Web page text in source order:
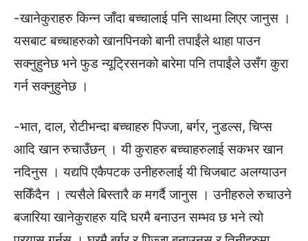
-खानेकुराहरु किन्न जाँदा बच्चालाई पनि साथमा लिएर जानुस ।
यसबाट बच्चाहरुको खानपिनको बानी तपाईंले थाहा पाउन
सक्नुहुनेछ भने फुड न्यूटि्रसनको बारेमा पनि तपाईंले उसँग कुरा
गर्न सक्नुहुनेछ ।
-भात, दाल, रोटीभन्दा बच्चाहरु पिज्जा, बर्गर, नुडल्स, चिप्स
आदि खान रुचाउँछन् । यी कुराहरु बच्चाहरुलाई सकभर खान
नदिनुस । यद्यपि एकैपटक उनीहरुलाई यी चिजबाट अलग्याउन
सकिँदैन । त्यसैले बिस्तारै क मगर्दै जानुस । उनीहरुले रुचाउने
बजारिया खानेकुराहरु यदि घरमै बनाउन सम्भव छ भने त्यो